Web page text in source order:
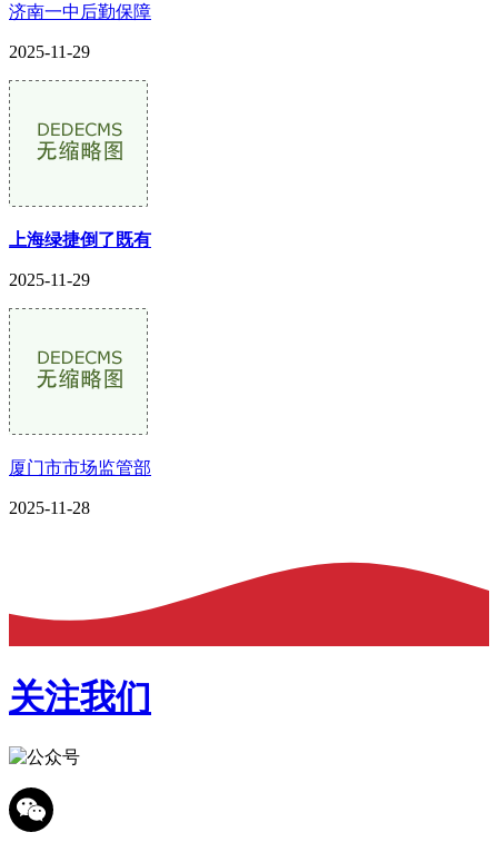
济南一中后勤保障
2025-11-29
上海绿捷倒了既有
2025-11-29
厦门市市场监管部
2025-11-28
关注我们